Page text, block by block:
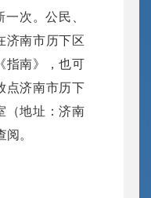
次。公民、
济南市历下区
指南》，也可
点济南市历下
（地址：济南
。